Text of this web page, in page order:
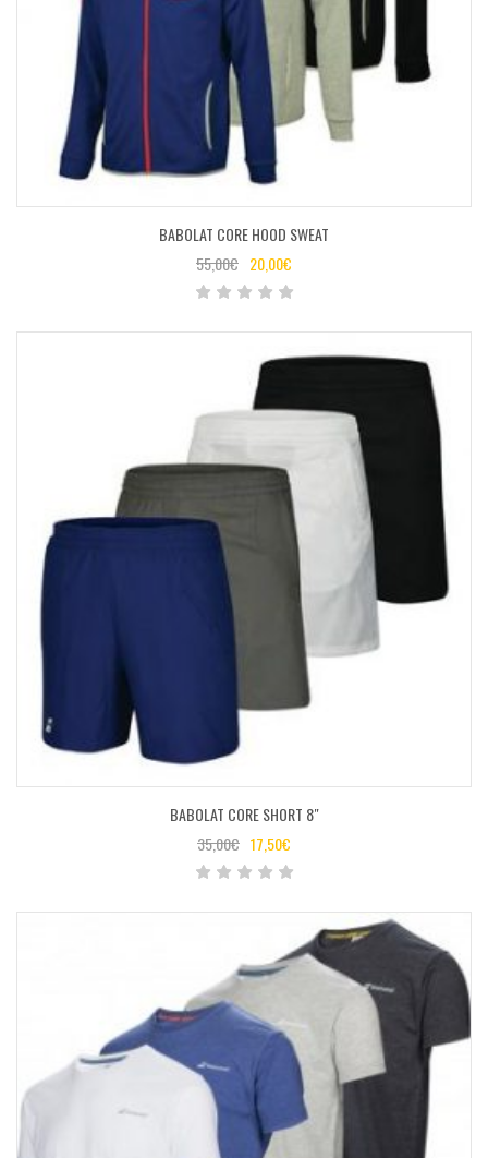
BABOLAT CORE HOOD SWEAT
55,00€ 20,00€
BABOLAT CORE SHORT 8″
35,00€ 17,50€